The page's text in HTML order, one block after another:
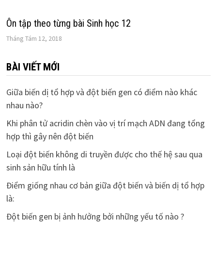
Ôn tập theo từng bài Sinh học 12
Tháng Tám 12, 2018
BÀI VIẾT MỚI
Giữa biến dị tổ hợp và đột biến gen có điểm nào khác
nhau nào?
Khi phân tử acridin chèn vào vị trí mạch ADN đang tổng
hợp thì gây nên đột biến
Loại đột biến không di truyền được cho thế hệ sau qua
sinh sản hữu tính là
Điểm giống nhau cơ bản giữa đột biến và biến dị tổ hợp
là:
Đột biến gen bị ảnh hưởng bởi những yếu tố nào ?